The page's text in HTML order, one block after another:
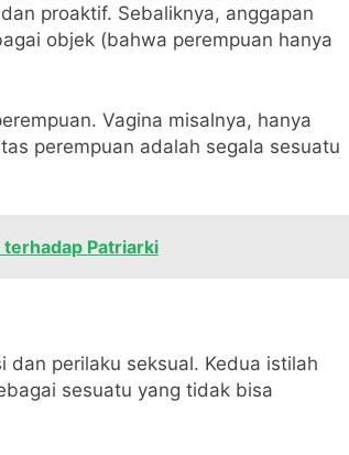
proaktif. Sebaliknya, anggapan
objek (bahwa perempuan hanya
Vagina misalnya, hanya
perempuan adalah segala sesuatu
Patriarki
perilaku seksual. Kedua istilah
sesuatu yang tidak bisa